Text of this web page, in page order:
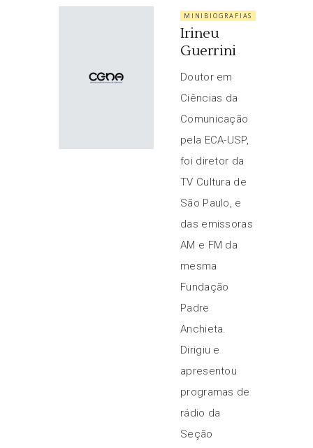
MINIBIOGRAFIAS
Irineu
Guerrini
Doutor em
Ciências da
Comunicação
pela ECA-USP,
foi diretor da
TV Cultura de
São Paulo, e
das emissoras
AM e FM da
mesma
Fundação
Padre
Anchieta.
Dirigiu e
apresentou
programas de
rádio da
Seção